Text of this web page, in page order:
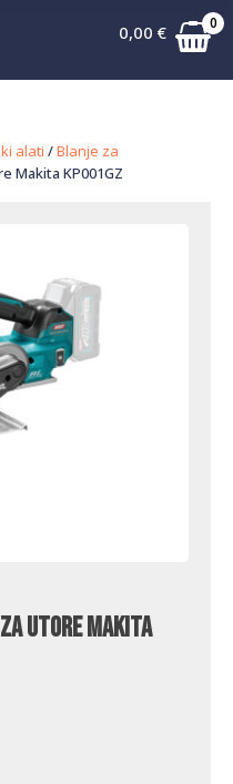
0,00 € 0
alati /Blanje za
Makita KP001GZ
utore Makita